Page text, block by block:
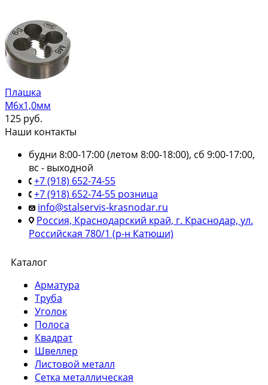
Плашка
М6х1,0мм
125 руб.
Наши контакты
будни 8:00-17:00 (летом 8:00-18:00), сб 9:00-17:00,
вс - выходной
+7 (918) 652-74-55
+7 (918) 652-74-55 розница
info@stalservis-krasnodar.ru
Россия, Краснодарский край, г. Краснодар, ул.
Российская 780/1 (р-н Катюши)
Каталог
Арматура
Труба
Уголок
Полоса
Квадрат
Швеллер
Листовой металл
Сетка металлическая